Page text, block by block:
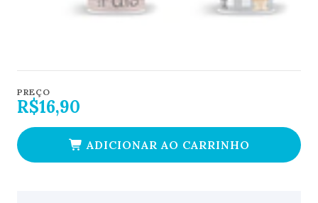
PREÇO
R$16,90
ADICIONAR AO CARRINHO